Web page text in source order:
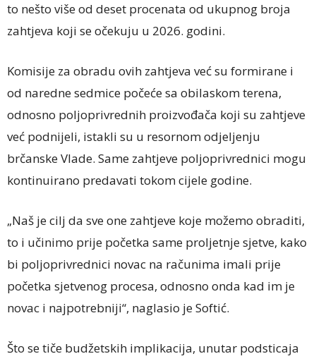
to nešto više od deset procenata od ukupnog broja
zahtjeva koji se očekuju u 2026. godini.
Komisije za obradu ovih zahtjeva već su formirane i
od naredne sedmice počeće sa obilaskom terena,
odnosno poljoprivrednih proizvođača koji su zahtjeve
već podnijeli, istakli su u resornom odjeljenju
brčanske Vlade. Same zahtjeve poljoprivrednici mogu
kontinuirano predavati tokom cijele godine.
„Naš je cilj da sve one zahtjeve koje možemo obraditi,
to i učinimo prije početka same proljetnje sjetve, kako
bi poljoprivrednici novac na računima imali prije
početka sjetvenog procesa, odnosno onda kad im je
novac i najpotrebniji“, naglasio je Softić.
Što se tiče budžetskih implikacija, unutar podsticaja